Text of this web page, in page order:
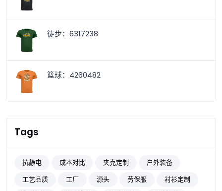
徒步：6317238
篮球：4260482
Tags
抗静电 成本对比 夹克定制
户外装备
工艺品质
工厂 源头 劳保服
衬衫定制